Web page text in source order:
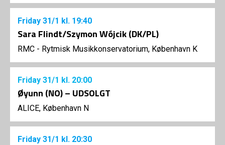
Friday 31/1 kl. 19:40
Sara Flindt/Szymon Wójcik (DK/PL)
RMC - Rytmisk Musikkonservatorium, København K
Friday 31/1 kl. 20:00
Øyunn (NO) – UDSOLGT
ALICE, København N
Friday 31/1 kl. 20:30